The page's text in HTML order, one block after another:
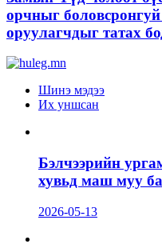
орчныг
оруулагчдыг татах
Шинэ мэдээ
Их уншсан
Бэлчээрийн
хувьд маш муу
2026-05-13